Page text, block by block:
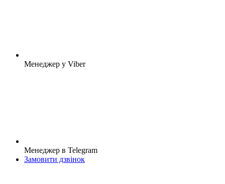
Менеджер у Viber
Менеджер в Telegram
Замовити дзвінок